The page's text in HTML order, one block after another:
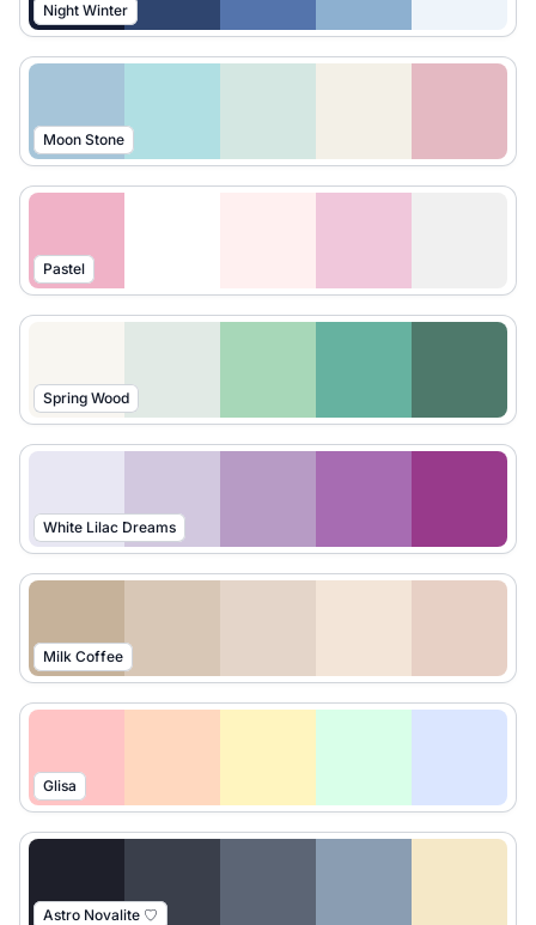
Night Winter
Moon Stone
Pastel
Spring Wood
White Lilac Dreams
Milk Coffee
Glisa
Astro Novalite ♡